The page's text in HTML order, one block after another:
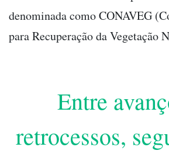
denominada como CONAVEG
para Recuperação da Vegetação
Entre
retrocessos,